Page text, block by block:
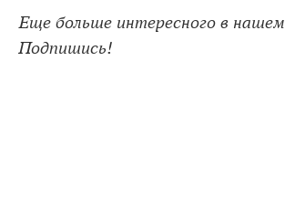
Еще больше интересного в нашем
Подпишись!